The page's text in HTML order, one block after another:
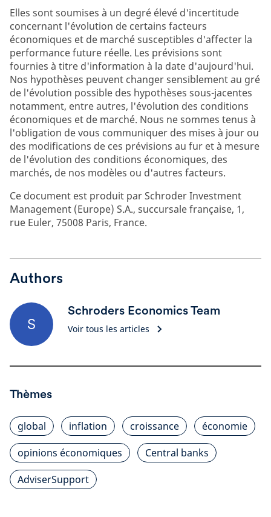
Elles sont soumises à un degré élevé d'incertitude
concernant l'évolution de certains facteurs
économiques et de marché susceptibles d'affecter la
performance future réelle. Les prévisions sont
fournies à titre d'information à la date d'aujourd'hui.
Nos hypothèses peuvent changer sensiblement au gré
de l'évolution possible des hypothèses sous-jacentes
notamment, entre autres, l'évolution des conditions
économiques et de marché. Nous ne sommes tenus à
l'obligation de vous communiquer des mises à jour ou
des modifications de ces prévisions au fur et à mesure
de l'évolution des conditions économiques, des
marchés, de nos modèles ou d'autres facteurs.
Ce document est produit par Schroder Investment
Management (Europe) S.A., succursale française, 1,
rue Euler, 75008 Paris, France.
Authors
S
Schroders Economics Team
Voir tous les articles
Thèmes
global inflation croissance
économie
opinions économiques
Central banks
AdviserSupport